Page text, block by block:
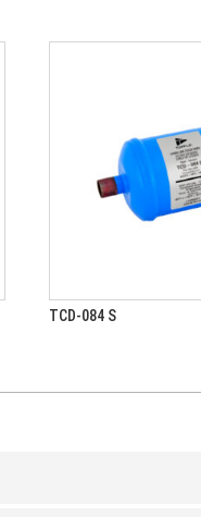
TCD-084 S